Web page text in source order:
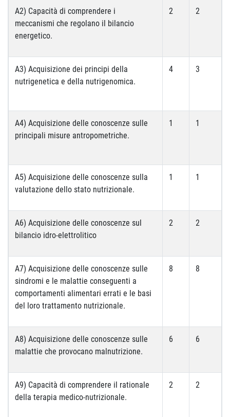
A2) Capacità di comprendere i
meccanismi che regolano il bilancio
energetico.
2 2
A3) Acquisizione dei principi della
nutrigenetica e della nutrigenomica.
4 3
A4) Acquisizione delle conoscenze sulle
principali misure antropometriche.
1 1
A5) Acquisizione delle conoscenze sulla
valutazione dello stato nutrizionale.
1 1
A6) Acquisizione delle conoscenze sul
bilancio idro-elettrolitico
2 2
A7) Acquisizione delle conoscenze sulle
sindromi e le malattie conseguenti a
comportamenti alimentari errati e le basi
del loro trattamento nutrizionale.
8 8
A8) Acquisizione delle conoscenze sulle
malattie che provocano malnutrizione.
6 6
A9) Capacità di comprendere il rationale
della terapia medico-nutrizionale.
2 2